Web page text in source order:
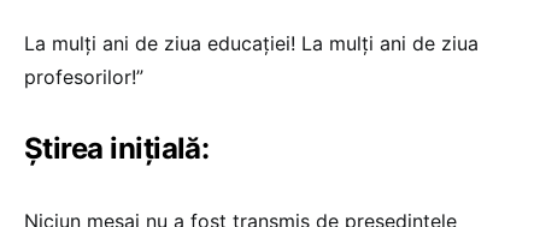
La mulți ani de ziua educației! La mulți ani de ziua
profesorilor!”
Știrea inițială:
Niciun mesaj nu a fost transmis de președintele